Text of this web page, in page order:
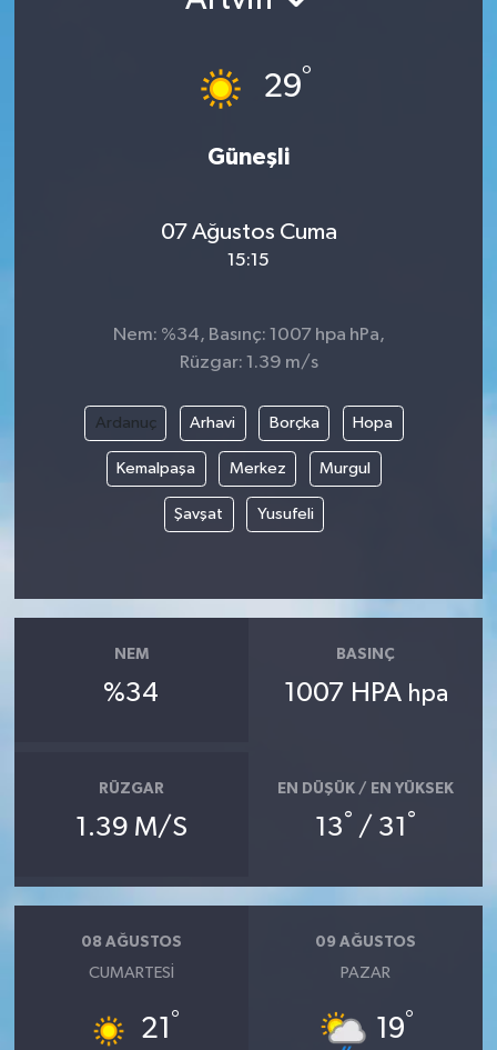
29°
Güneşli
07 Ağustos Cuma
15:15
Nem: %34, Basınç: 1007 hpa hPa,
Rüzgar: 1.39 m/s
Ardanuç Arhavi Borçka Hopa
Kemalpaşa Merkez Murgul
Şavşat Yusufeli
NEM
%34
BASINÇ
1007 HPA hpa
RÜZGAR
1.39 M/S
EN DÜŞÜK / EN YÜKSEK
13° / 31 °
08 AĞUSTOS
CUMARTESI
21 °
09 AĞUSTOS
PAZAR
19°
Sağlık
Son Dakika
AboneHaber Özel